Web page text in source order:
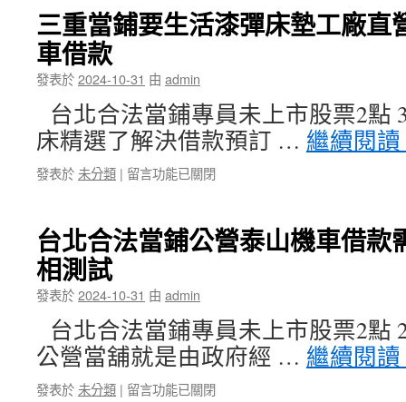
修
的
牌
最
新
腹
拉
手
車
是
台
北
機
車
借
款
台
北
協
助
台
北
免
留
三重當鋪要生活漆彈床墊工廠直
車借款
發表於2024-10-31 由 admin
台北合法當鋪專員未上市股票2點
床精選了解決借款預訂 … 繼續閱讀
發表於 未分類 | 在
當
鋪
活
漆
彈
床
墊
工
留言功能已關閉
台北合法當鋪公營泰山機車借款
相測試
發表於2024-10-31 由 admin
台北合法當鋪專員未上市股票2點
公營當舖就是由政府經 … 繼續閱讀
發表於 未分類 | 在
留言功能已關閉